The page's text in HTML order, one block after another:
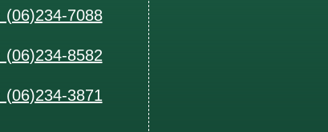
(06)234-7088
(06)234-8582
(06)234-3871